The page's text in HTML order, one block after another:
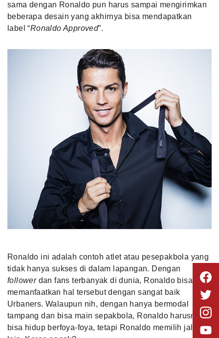
sama dengan Ronaldo pun harus sampai mengirimkan
beberapa desain yang akhirnya bisa mendapatkan
label “Ronaldo Approved”.
Ronaldo ini adalah contoh atlet atau pesepakbola yang
tidak hanya sukses di dalam lapangan. Dengan
followerdan fans terbanyak di dunia, Ronaldo bisa
memanfaatkan hal tersebut dengan sangat baik
Urbaners. Walaupun nih, dengan hanya bermodal
tampang dan bisa main sepakbola, Ronaldo harusnya
bisa hidup berfoya-foya, tetapi Ronaldo memilih jalan